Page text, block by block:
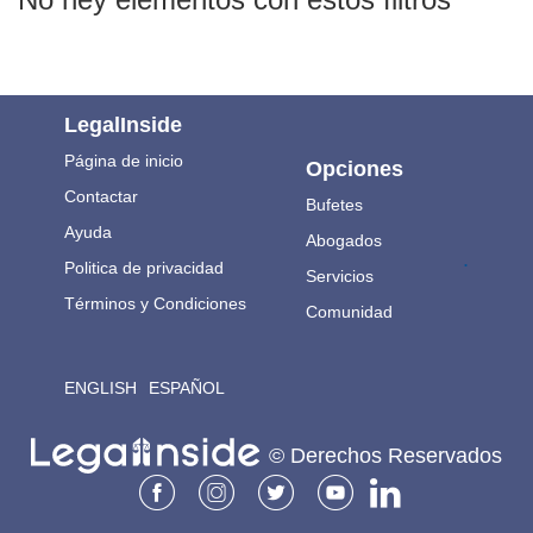
LegalInside
Página de inicio
Contactar
Ayuda
Politica de privacidad
Términos y Condiciones
ENGLISH ESPAÑOL
Opciones
Bufetes
Abogados
Servicios
Comunidad
.
© Derechos Reservados